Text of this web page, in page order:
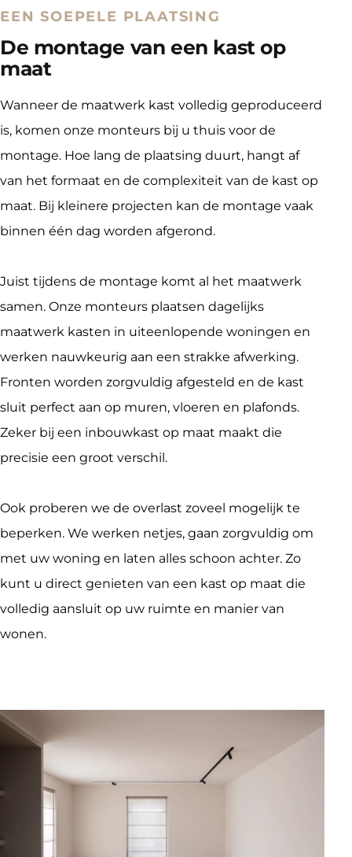
EEN SOEPELE PLAATSING
De montage van een kast op
maat
Wanneer de maatwerk kast volledig geproduceerd
is, komen onze monteurs bij u thuis voor de
montage. Hoe lang de plaatsing duurt, hangt af
van het formaat en de complexiteit van de kast op
maat. Bij kleinere projecten kan de montage vaak
binnen één dag worden afgerond.
Juist tijdens de montage komt al het maatwerk
samen. Onze monteurs plaatsen dagelijks
maatwerk kasten in uiteenlopende woningen en
werken nauwkeurig aan een strakke afwerking.
Fronten worden zorgvuldig afgesteld en de kast
sluit perfect aan op muren, vloeren en plafonds.
Zeker bij een inbouwkast op maat maakt die
precisie een groot verschil.
Ook proberen we de overlast zoveel mogelijk te
beperken. We werken netjes, gaan zorgvuldig om
met uw woning en laten alles schoon achter. Zo
kunt u direct genieten van een kast op maat die
volledig aansluit op uw ruimte en manier van
wonen.